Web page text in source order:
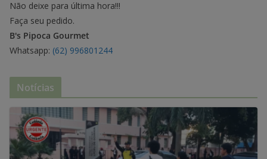
Não deixe para última hora!!!
Faça seu pedido.
B's Pipoca Gourmet
Whatsapp: (62) 996801244
Notícias